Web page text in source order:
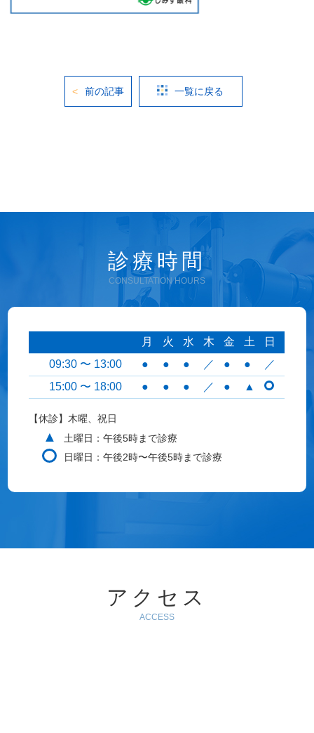
前の記事 一覧に戻る
診療時間
CONSULTATION HOURS
月 火 水 木 金 土
日
09:30 〜 13:00
● ● ● ／ ● ●
／
15:00 〜 18:00
● ● ● ／ ● ▲
【休診】木曜、祝日
▲
土曜日：午後5時まで診療
日曜日：午後2時〜午後5時まで診療
アクセス
ACCESS